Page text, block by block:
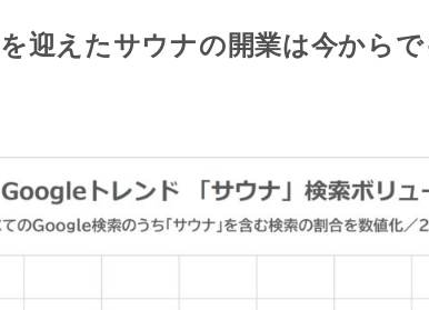
迎えたサウナの開業は今から